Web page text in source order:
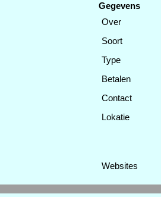
Gegevens
Over
Soort
Type
Betalen
Contact
Lokatie
Websites